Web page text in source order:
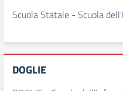
Scuola Statale - Scuola
DOGLIE